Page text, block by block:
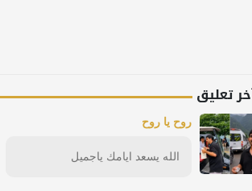
تعليق
روح يا روح
الله يسعد ايامك ياجميل